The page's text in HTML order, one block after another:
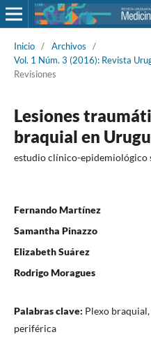
Inicio / Archivos
/
Vol. 1 Núm. 3 (2016): Revista
Revisiones
Lesiones
braquial en
estudio clínico-epidemiológico
Fernando Martínez
Samantha Pinazzo
Elizabeth Suárez
Rodrigo Moragues
Palabras clave: Plexo
periférica